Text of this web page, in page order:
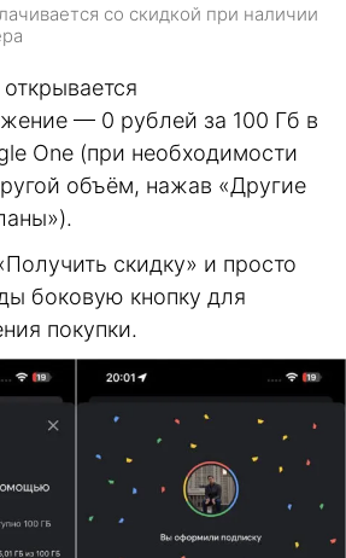
со скидкой при наличии
— 0 рублей за 100 Гб в
One (при необходимости
объём, нажав «Другие
скидку» и просто
боковую кнопку для
покупки.